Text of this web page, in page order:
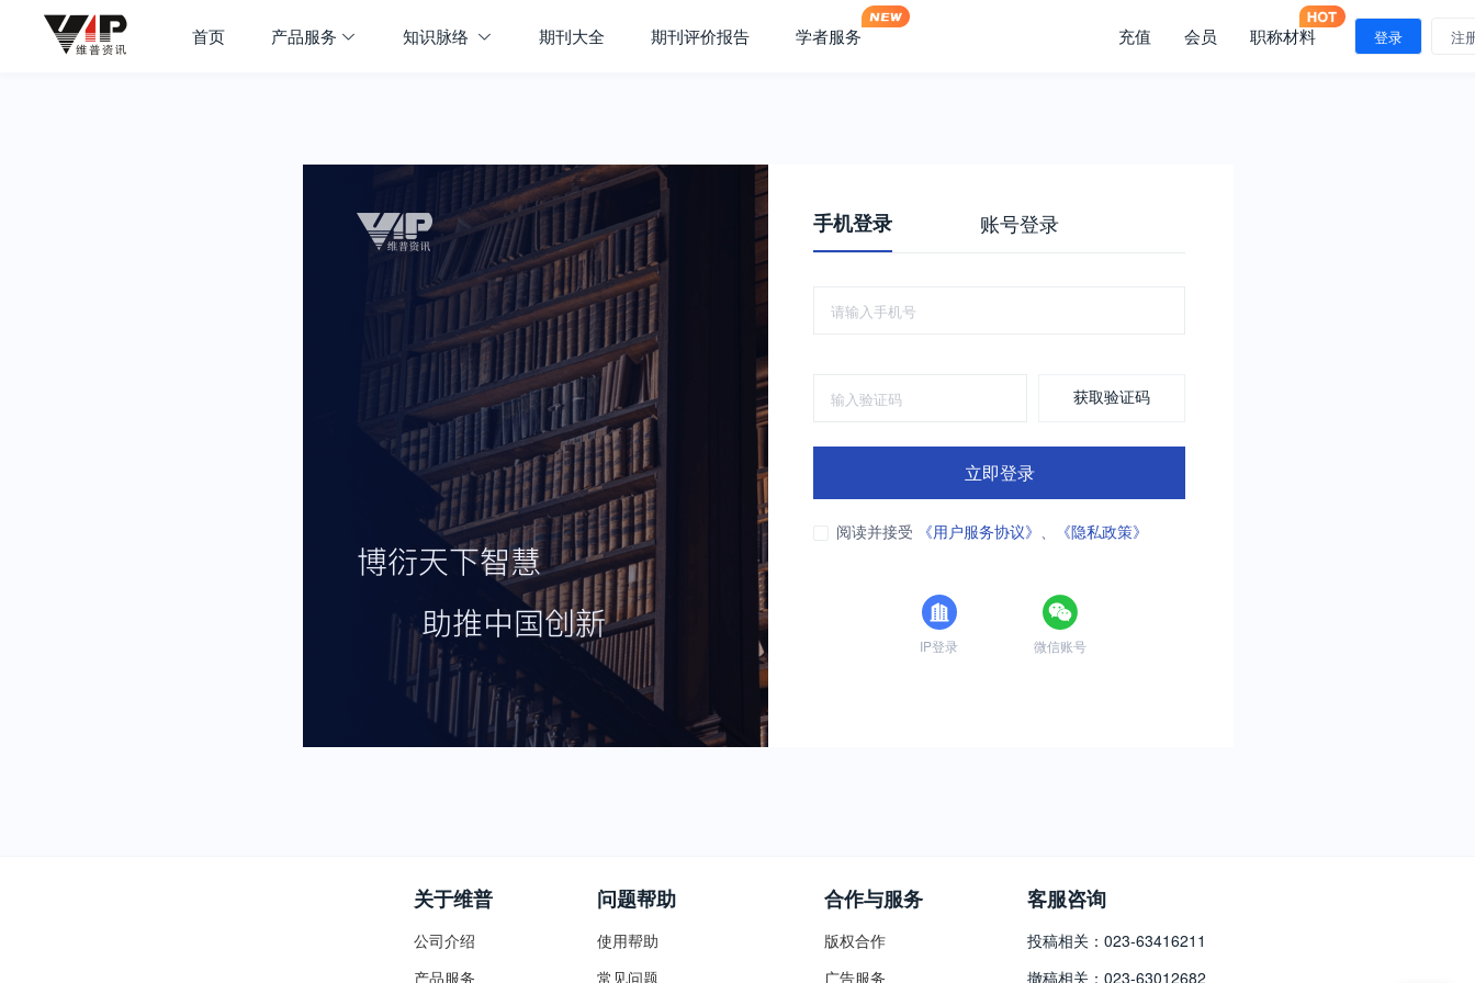
首页 产品服务 知识脉络 期刊大全 期刊评价报告 学者服务 充值 会员 职称材料 登录 注
手机登录 账号登录
获取验证码
立即登录
阅读并接受 《用户服务协议》 、 《隐私政策》
IP登录 微信账号
关于维普
公司介绍
产品服务
问题帮助
使用帮助
常见问题
合作与服务
版权合作
广告服务
客服咨询
投稿相关：023-63416211
撤稿相关：023-63012682